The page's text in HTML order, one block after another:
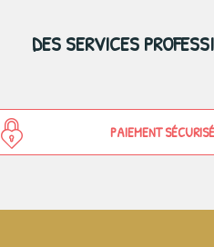
DES SERVICES
PAIEMENT SÉCURISÉ